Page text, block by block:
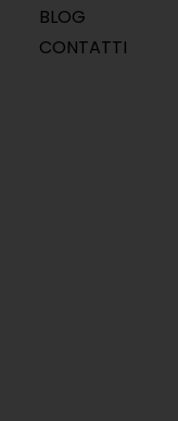
BLOG
CONTATTI